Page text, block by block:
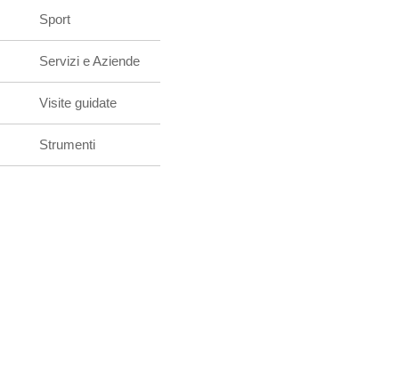
Sport
Servizi e Aziende
Visite guidate
Strumenti